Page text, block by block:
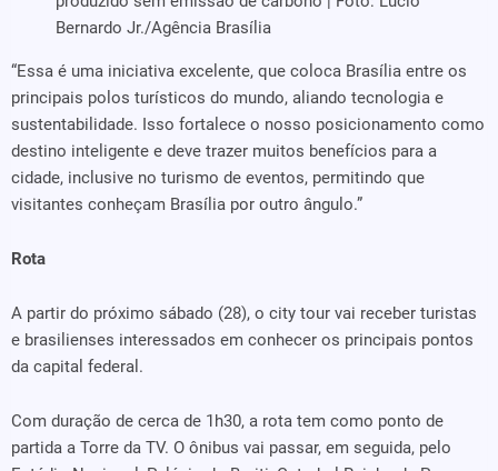
Bernardo Jr./Agência Brasília
“Essa é uma iniciativa excelente, que coloca Brasília entre os
principais polos turísticos do mundo, aliando tecnologia e
sustentabilidade. Isso fortalece o nosso posicionamento como
destino inteligente e deve trazer muitos benefícios para a
cidade, inclusive no turismo de eventos, permitindo que
visitantes conheçam Brasília por outro ângulo.”
Rota
A partir do próximo sábado (28), o city tour vai receber turistas
e brasilienses interessados em conhecer os principais pontos
da capital federal.
Com duração de cerca de 1h30, a rota tem como ponto de
partida a Torre da TV. O ônibus vai passar, em seguida, pelo